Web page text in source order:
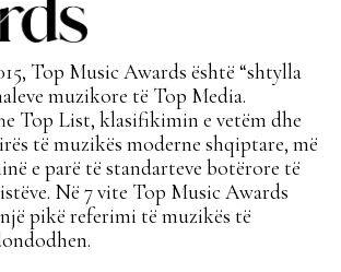
Top Music Awards është “shtylla
muzikore të Top Media.
Top List, klasifikimin e vetëm dhe
të muzikës moderne shqiptare, më
e parë të standarteve botërore të
Në 7 vite Top Music Awards
pikë referimi të muzikës të